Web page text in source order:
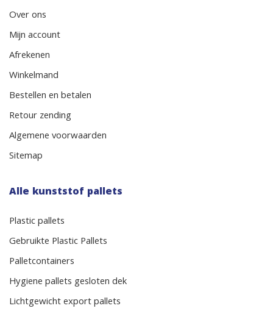
Over ons
Mijn account
Afrekenen
Winkelmand
Bestellen en betalen
Retour zending
Algemene voorwaarden
Sitemap
Alle kunststof pallets
Plastic pallets
Gebruikte Plastic Pallets
Palletcontainers
Hygiene pallets gesloten dek
Lichtgewicht export pallets